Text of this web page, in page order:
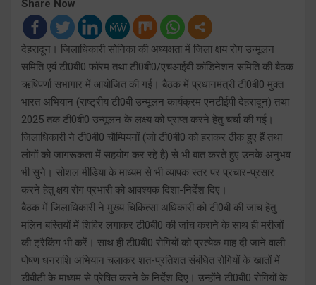
Share Now
देहरादून। जिलाधिकारी सोनिका की अध्यक्षता में जिला क्षय रोग उन्मूलन
समिति एवं टी0बी0 फॉरम तथा टी0बी0/एचआईवी कॉडिनेशन समिति की बैठक
ऋषिपर्णा सभागार में आयोजित की गई। बैठक में प्रधानमंत्री टी0बी0 मुक्त
भारत अभियान (राष्ट्रीय टी0बी उन्मूलन कार्यक्रम एनटीईपी देहरादून) तथा
2025 तक टी0बी0 उन्मूलन के लक्ष्य को प्राप्त करने हेतु चर्चा की गई।
जिलाधिकारी ने टी0बी0 चौम्पियनों (जो टी0बी0 को हराकर ठीक हुए हैं तथा
लोगों को जागरूकता में सहयोग कर रहे है) से भी बात करते हुए उनके अनुभव
भी सुने। सोशल मीडिया के माध्यम से भी व्यापक स्तर पर प्रचार-प्रसार
करने हेतु क्षय रोग प्रभारी को आवश्यक दिशा-निर्देश दिए।
बैठक में जिलाधिकारी ने मुख्य चिकित्सा अधिकारी को टी0बी की जांच हेतु
मलिन बस्तियों में शिविर लगाकर टी0बी0 की जांच कराने के साथ ही मरीजों
की ट्रैकिंग भी करें। साथ ही टी0बी0 रोगियों को प्रत्येक माह दी जाने वाली
पोषण धनराशि अभियान चलाकर शत-प्रतिशत संबंधित रोगियों के खातों में
डीबीटी के माध्यम से प्रेषित करने के निर्देश दिए। उन्होंने टी0बी0 रोगियों के